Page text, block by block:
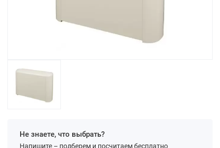
Не знаете, что выбрать?
Напишите – подберем и посчитаем бесплатно